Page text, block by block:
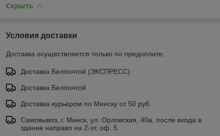
Скрыть
Условия доставки
Доставка осуществляется только по предоплате.
Доставка Белпочтой (ЭКСПРЕСС)
Доставка Белпочтой
Доставка курьером по Минску от 50 руб.
Самовывоз, г. Минск, ул. Орловская, 40а, после входа в
здание направо на 2-эт, оф. 5